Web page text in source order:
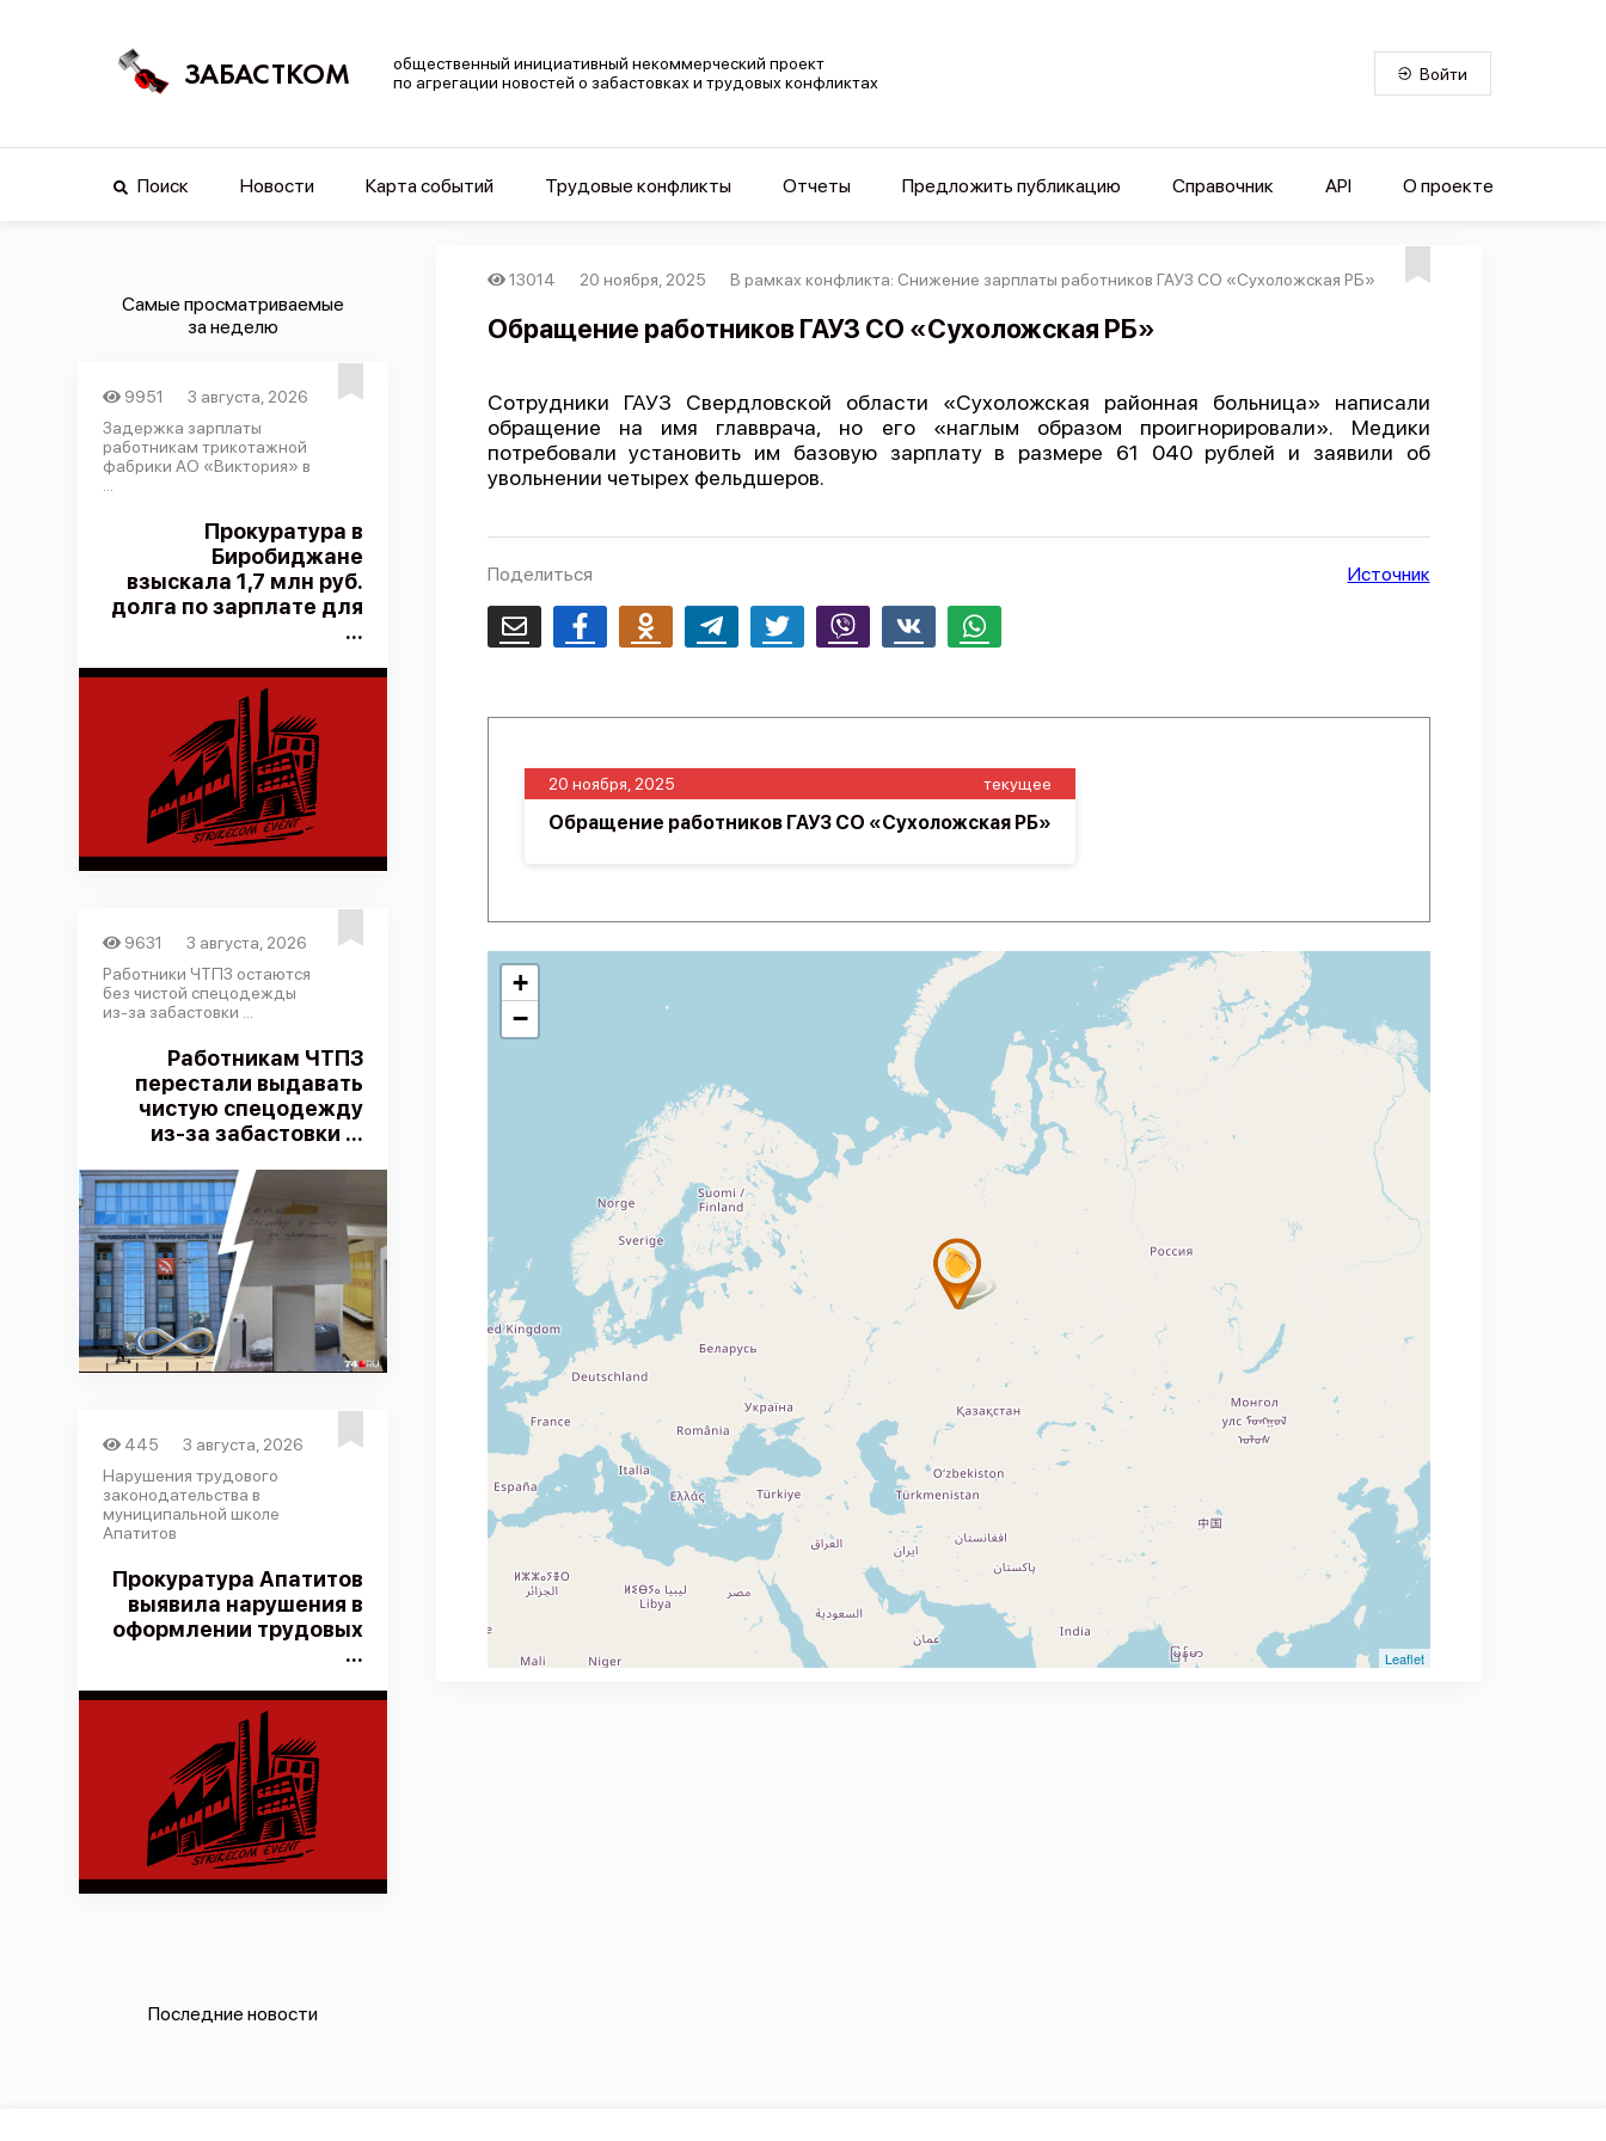
ЗАБАСТКОМ
общественный инициативный некоммерческий проект
по агрегации новостей о забастовках и трудовых конфликтах
Войти
Поиск Новости Карта событий Трудовые конфликты Отчеты Предложить публикацию Справочник API О проекте
Самые просматриваемые
за неделю
9951
3 августа, 2026
Задержка зарплаты
работникам трикотажной
фабрики АО «Виктория» в
Прокуратура в
Биробиджане
взыскала 1,7 млн руб.
долга по зарплате для
...
9631
3 августа, 2026
Работники ЧТПЗ остаются
без чистой спецодежды
из-за забастовки ...
Работникам ЧТПЗ
перестали выдавать
чистую спецодежду
из-за забастовки ...
445
3 августа, 2026
Нарушения трудового
законодательства в
муниципальной школе
Апатитов
Прокуратура Апатитов
выявила нарушения в
оформлении трудовых
...
Последние новости
13014 20 ноября, 2025 В рамках конфликта: Снижение зарплаты работников ГАУЗ СО «Сухоложская РБ»
Обращение работников ГАУЗ СО «Сухоложская РБ»
Сотрудники ГАУЗ Свердловской области «Сухоложская районная больница» написали
обращение на имя главврача, но его «наглым образом проигнорировали». Медики
потребовали установить им базовую зарплату в размере 61 040 рублей и заявили об
увольнении четырех фельдшеров.
Поделиться
Email FacebookOdnoklassnikiTelegram Twitter Viber Whatsapp
Источник
20 ноября, 2025 текущее
Обращение работников ГАУЗ СО «Сухоложская РБ»
+
−
Leaflet